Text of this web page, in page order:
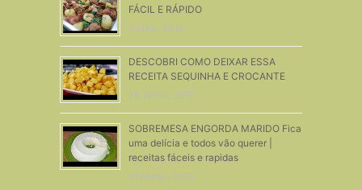
FÁCIL E RÁPIDO
3 Maio, 2018
DESCOBRI COMO DEIXAR ESSA
RECEITA SEQUINHA E CROCANTE
26 Junho, 2019
SOBREMESA ENGORDA MARIDO Fica
uma delícia e todos vão querer |
receitas fáceis e rapidas
31 Março, 2023